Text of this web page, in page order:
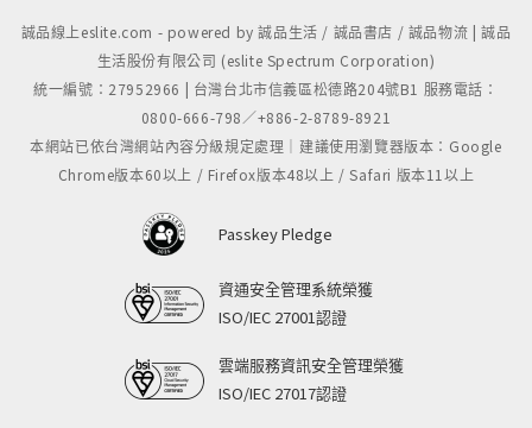
誠品線上eslite.com - powered by 誠品生活 / 誠品書店 / 誠品物流 | 誠品
生活股份有限公司 (eslite Spectrum Corporation)
統一編號：27952966 | 台灣台北市信義區松德路204號B1 服務電話：
0800-666-798／+886-2-8789-8921
本網站已依台灣網站內容分級規定處理｜建議使用瀏覽器版本：Google
Chrome版本60以上 / Firefox版本48以上 / Safari 版本11以上
Passkey Pledge
資通安全管理系統榮獲
ISO/IEC 27001認證
雲端服務資訊安全管理榮獲
ISO/IEC 27017認證